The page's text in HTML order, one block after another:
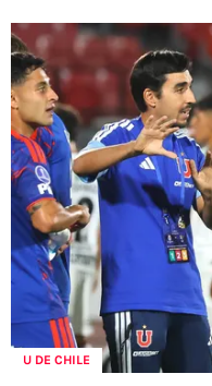
Términos y Condiciones
Ad Choices
U DE CHILE